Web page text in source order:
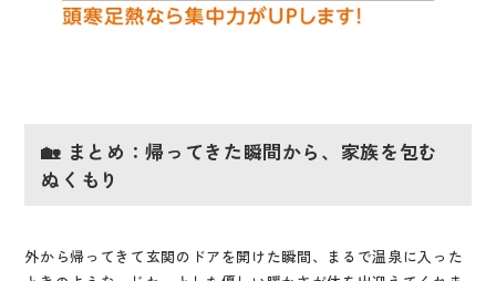
🏡 まとめ：帰ってきた瞬間から、家族を包む
ぬくもり
外から帰ってきて玄関のドアを開けた瞬間、まるで温泉に入った